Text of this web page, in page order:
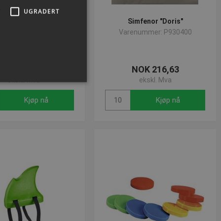
Kjøp nå
Simfenor "Doris"
Varenummer: P930400
NOK 216,63
ekskl. Mva
Kjøp nå
UGRADERT
Script.com-
Cookie-Script.com